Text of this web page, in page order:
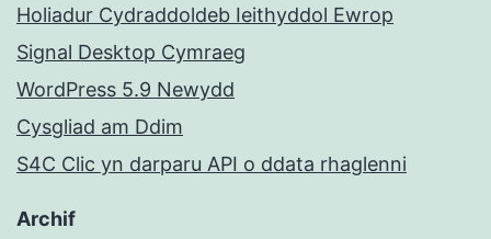
Holiadur Cydraddoldeb Ieithyddol Ewrop
Signal Desktop Cymraeg
WordPress 5.9 Newydd
Cysgliad am Ddim
S4C Clic yn darparu API o ddata rhaglenni
Archif